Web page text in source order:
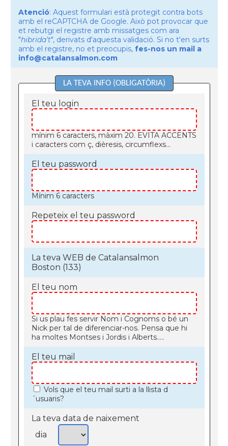
Atenció: Aquest formulari està protegit contra bots
amb el reCAPTCHA de Google. Això pot provocar que
et rebutgi el registre amb missatges com ara
"hibrida't", derivats d'aquesta validació. Si no t'en surts
amb el registre, no et preocupis, fes-nos un mail a
info@catalansalmon.com
LA TEVA INFO (OBLIGATÒRIA)
El teu login
mínim 6 caracters, màxim 20. EVITA ACCENTS
i caracters com ç, dièresis, circumflexs...
El teu password
Mínim 6 caracters
Repeteix el teu password
La teva WEB de Catalansalmon
Boston (133)
El teu nom
Si us plau fes servir Nom i Cognoms o bé un
Nick per tal de diferenciar-nos. Pensa que hi
ha moltes Montses i Jordis i Alberts.....
El teu mail
Vols que el teu mail surti a la llista d
´usuaris?
La teva data de naixement
dia